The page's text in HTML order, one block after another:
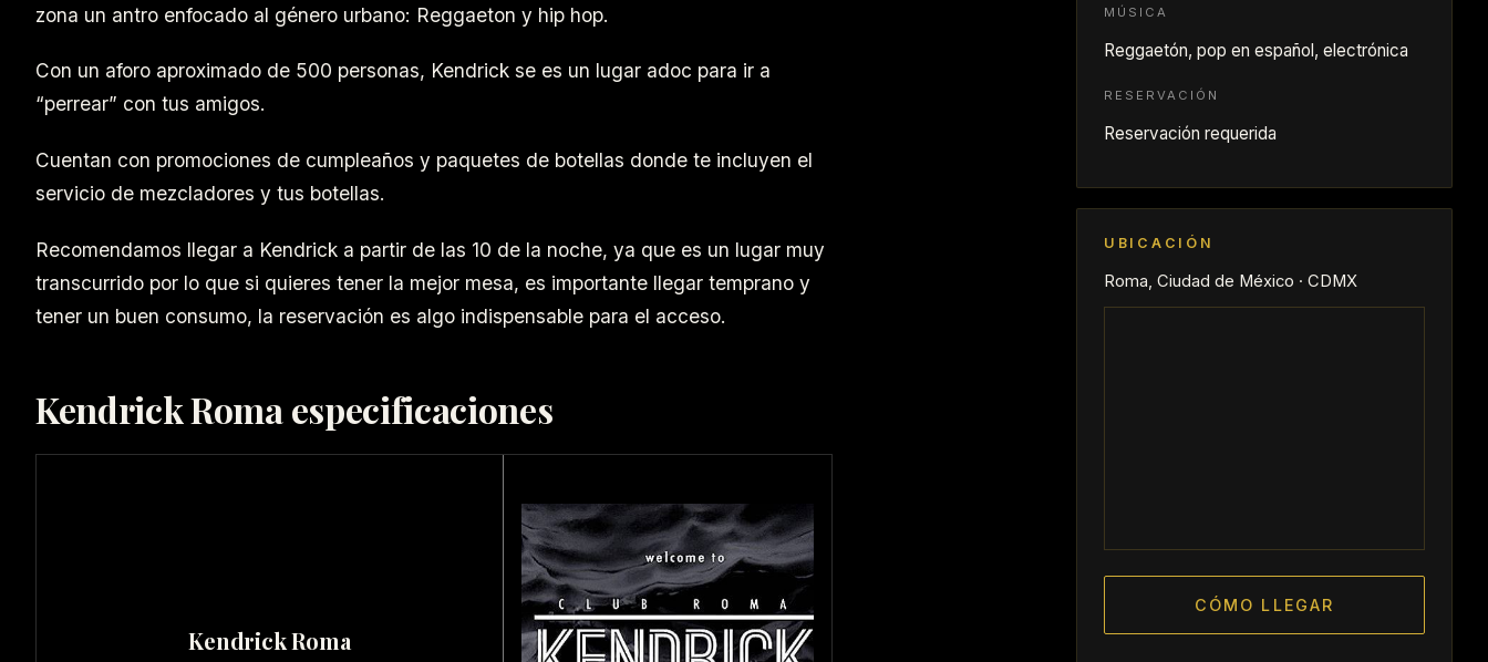
zona un antro enfocado al género urbano: Reggaeton y hip hop.
Con un aforo aproximado de 500 personas, Kendrick se es un lugar adoc para ir a
“perrear” con tus amigos.
Cuentan con promociones de cumpleaños y paquetes de botellas donde te incluyen el
servicio de mezcladores y tus botellas.
Recomendamos llegar a Kendrick a partir de las 10 de la noche, ya que es un lugar muy
transcurrido por lo que si quieres tener la mejor mesa, es importante llegar temprano y
tener un buen consumo, la reservación es algo indispensable para el acceso.
Kendrick Roma especificaciones
Kendrick Roma
MÚSICA
Reggaetón, pop en español, electrónica
RESERVACIÓN
Reservación requerida
UBICACIÓN
Roma, Ciudad de México · CDMX
CÓMO LLEGAR